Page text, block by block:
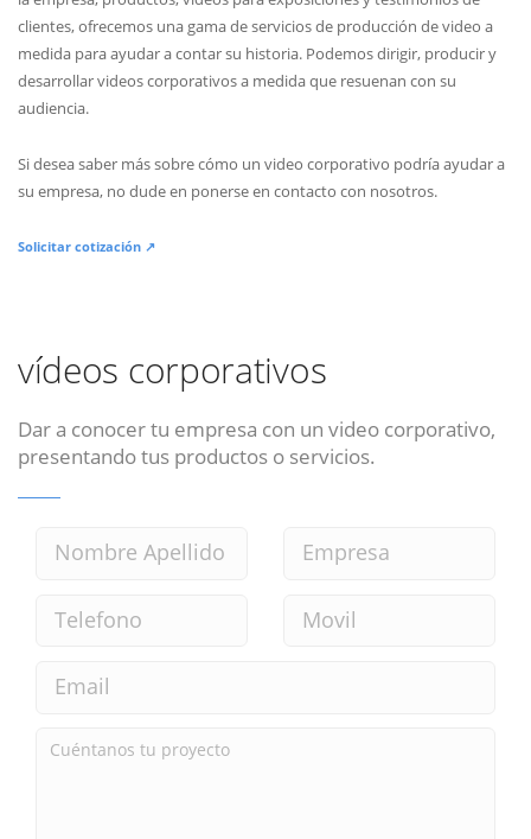
clientes, ofrecemos una gama de servicios de producción de video a
medida para ayudar a contar su historia. Podemos dirigir, producir y
desarrollar videos corporativos a medida que resuenan con su
audiencia.
Si desea saber más sobre cómo un video corporativo podría ayudar a
su empresa, no dude en ponerse en contacto con nosotros.
Solicitar cotización ↗
vídeos corporativos
Dar a conocer tu empresa con un video corporativo,
presentando tus productos o servicios.